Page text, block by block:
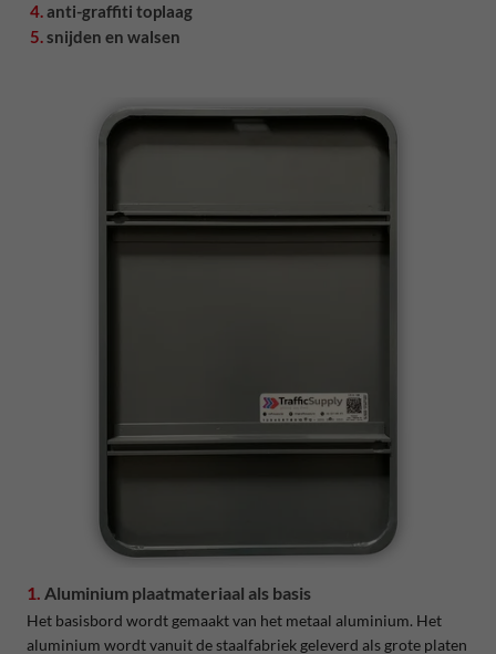
4.anti-graffiti toplaag
5.snijden en walsen
1. Aluminium plaatmateriaal als basis
Het basisbord wordt gemaakt van het metaal aluminium. Het
aluminium wordt vanuit de staalfabriek geleverd als grote platen